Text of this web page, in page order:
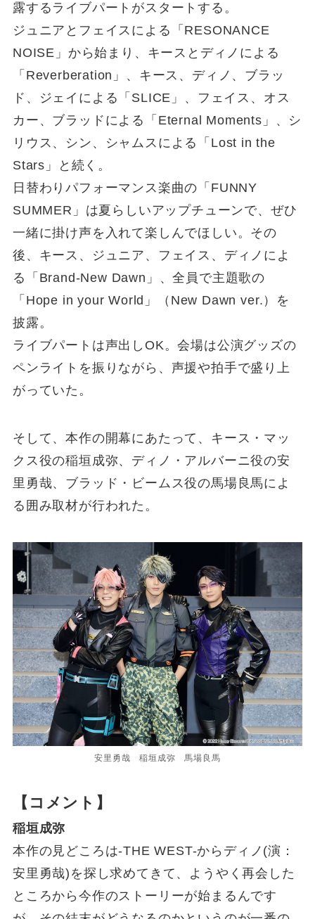
露するライブパートがスタートする。
ジュニアとフェイスによる「RESONANCE
NOISE」から始まり、キースとディノによる
「Reverberation」、キース、ディノ、ブラッ
ド、ジェイによる「SLICE」、フェイス、オス
カー、ブラッドによる「Eternal Moments」、シ
リウス、シン、シャムスによる「Lost in the
Stars」と続く。
日替わりパフォーマンス楽曲の「FUNNY
SUMMER」は夏らしいアップチューンで、ぜひ
一緒に掛け声を入れて楽しんでほしい。その
後、キース、ジュニア、フェイス、ディノによ
る「Brand-New Dawn」、全員で主題歌の
「Hope in your World」（New Dawn ver.）を
披露。
ライブパートは声出しOK。会場は公演グッズの
ペンライトを振りながら、声援や拍手で盛り上
がっていた。
そして、本作の開幕にあたって、キース・マッ
クス役の稲垣成弥、ディノ・アルバーニ役の安
里勇哉、ブラッド・ビームス役の馬場良馬によ
る囲み取材が行われた。
安里勇哉 稲垣成弥 馬場良馬
【コメント】
稲垣成弥
本作の見どころは-THE WEST-からディノ(演：
安里勇哉)を探し求めてきて、ようやく再会した
ところから今作のストーリーが始まるんです